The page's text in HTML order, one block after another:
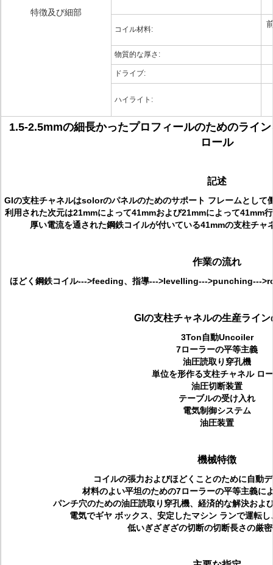
特徴及び細部
コイル材料:
物質的な厚さ:
ドライブ:
ハイライト:
1.5-2.5mmの細長かったプロフィールのためのライ
ロール
記述
GIの支柱チャネルはsolorのパネルのためのサポート フレームとして
利用された次元は21mmによって41mmおよび21mmによって41mm
厚い電流を通された鋼鉄コイルが付いている41mmの支柱チャ
作業の流れ
ほどく鋼鉄コイル--->feeding、指導--->levelling--->punching---
GIの支柱チャネルの生産ライン
3Ton自動Uncoiler
7ローラーの平等主義
油圧読取り穿孔機
単位を形作る支柱チャネル ロ
油圧切断装置
テーブルの受け入れ
電気制御システム
油圧装置
機械特徴
コイルの張力およびほどくことのために自動
材料のよい平坦のための7ローラーの平等主義に
パンチ穴のための油圧読取り穿孔機、経済的な解決およ
電気でギヤ ボックス、安定したマシン ランで運転
低いぎざぎざの切断の切断長さの厳